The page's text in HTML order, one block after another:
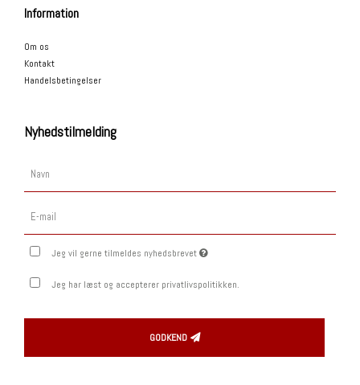
Information
Om os
Kontakt
Handelsbetingelser
Nyhedstilmelding
Jeg vil gerne tilmeldes nyhedsbrevet
Jeg har læst og accepterer privatlivspolitikken.
GODKEND